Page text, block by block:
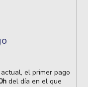
el primer pago
del día en el que